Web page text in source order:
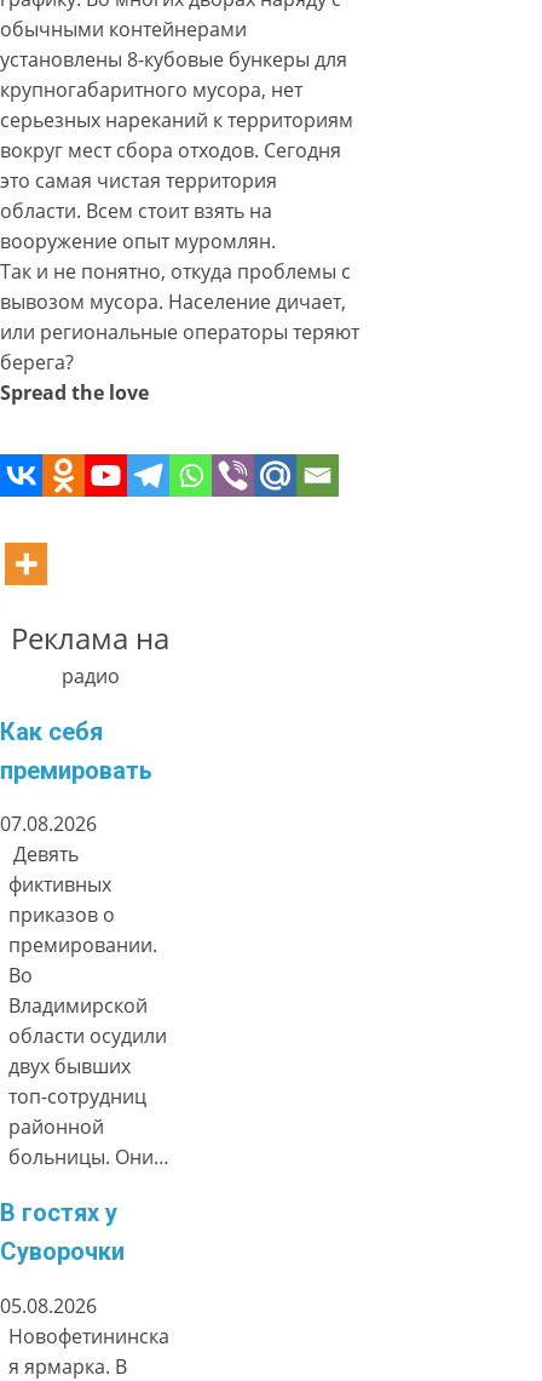
обычными контейнерами
установлены 8-кубовые бункеры для
крупногабаритного мусора, нет
серьезных нареканий к территориям
вокруг мест сбора отходов. Сегодня
это самая чистая территория
области. Всем стоит взять на
вооружение опыт муромлян.
Так и не понятно, откуда проблемы с
вывозом мусора. Население дичает,
или региональные операторы теряют
берега?
Spread the love
Реклама на
радио
Как себя
премировать
07.08.2026
Девять
фиктивных
приказов о
премировании.
Во
Владимирской
области осудили
двух бывших
топ-сотрудниц
районной
больницы. Они…
В гостях у
Суворочки
05.08.2026
Новофетининска
я ярмарка. В